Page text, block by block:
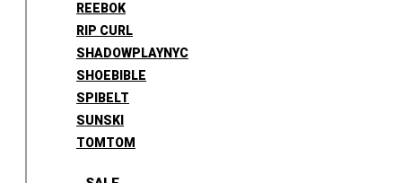
REEBOK
RIP CURL
SHADOWPLAYNYC
SHOEBIBLE
SPIBELT
SUNSKI
TOMTOM